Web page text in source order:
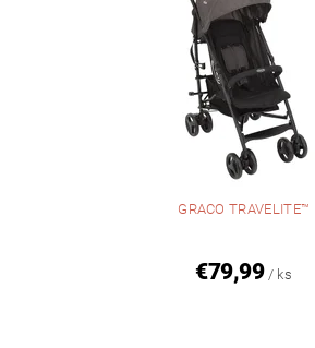
GRACO TRAVELITE™
€79,99 / ks